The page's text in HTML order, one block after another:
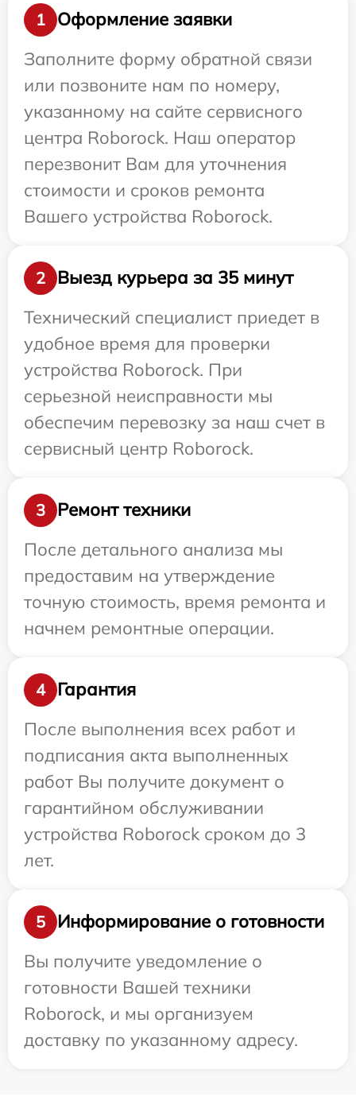
1
Оформление заявки
Заполните форму обратной связи
или позвоните нам по номеру,
указанному на сайте сервисного
центра Roborock. Наш оператор
перезвонит Вам для уточнения
стоимости и сроков ремонта
Вашего устройства Roborock.
2
Выезд курьера за 35 минут
Технический специалист приедет в
удобное время для проверки
устройства Roborock. При
серьезной неисправности мы
обеспечим перевозку за наш счет в
сервисный центр Roborock.
3
Ремонт техники
После детального анализа мы
предоставим на утверждение
точную стоимость, время ремонта и
начнем ремонтные операции.
4
Гарантия
После выполнения всех работ и
подписания акта выполненных
работ Вы получите документ о
гарантийном обслуживании
устройства Roborock сроком до 3
лет.
5
Информирование о готовности
Вы получите уведомление о
готовности Вашей техники
Roborock, и мы организуем
доставку по указанному адресу.